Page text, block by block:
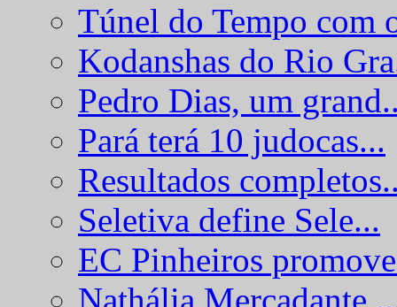
Túnel do Tempo com
Kodanshas do Rio
Pedro Dias, um
Pará terá 10 judocas...
Resultados
Seletiva define Sele...
EC Pinheiros
Nathália Mercadante